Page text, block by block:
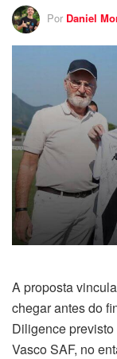
Por Daniel
A proposta
chegar antes do
Diligence
Vasco SAF, no